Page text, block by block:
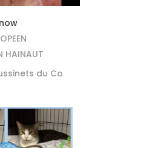
CONNAÎTRE
HAINAUT
du Co